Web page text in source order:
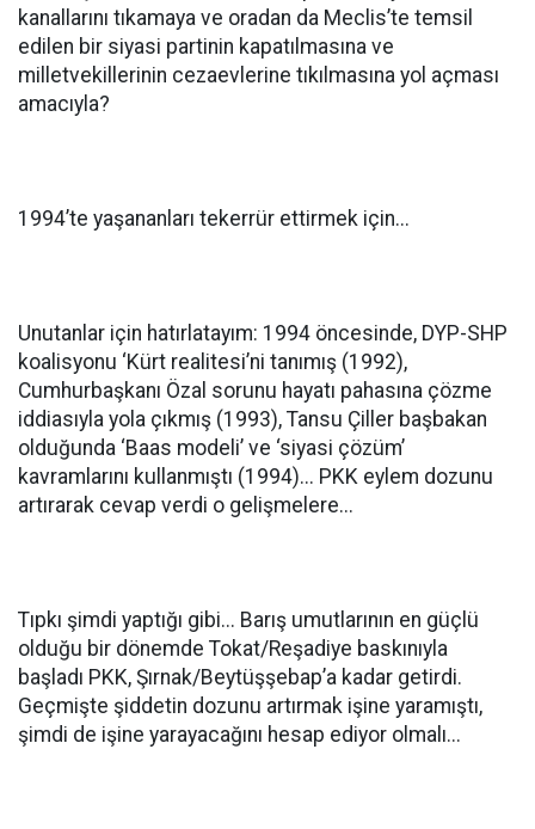
kanallarını tıkamaya ve oradan da Meclis’te temsil
edilen bir siyasi partinin kapatılmasına ve
milletvekillerinin cezaevlerine tıkılmasına yol açması
amacıyla?
1994’te yaşananları tekerrür ettirmek için...
Unutanlar için hatırlatayım: 1994 öncesinde, DYP-SHP
koalisyonu ‘Kürt realitesi’ni tanımış (1992),
Cumhurbaşkanı Özal sorunu hayatı pahasına çözme
iddiasıyla yola çıkmış (1993), Tansu Çiller başbakan
olduğunda ‘Baas modeli’ ve ‘siyasi çözüm’
kavramlarını kullanmıştı (1994)... PKK eylem dozunu
artırarak cevap verdi o gelişmelere...
Tıpkı şimdi yaptığı gibi... Barış umutlarının en güçlü
olduğu bir dönemde Tokat/Reşadiye baskınıyla
başladı PKK, Şırnak/Beytüşşebap’a kadar getirdi.
Geçmişte şiddetin dozunu artırmak işine yaramıştı,
şimdi de işine yarayacağını hesap ediyor olmalı...